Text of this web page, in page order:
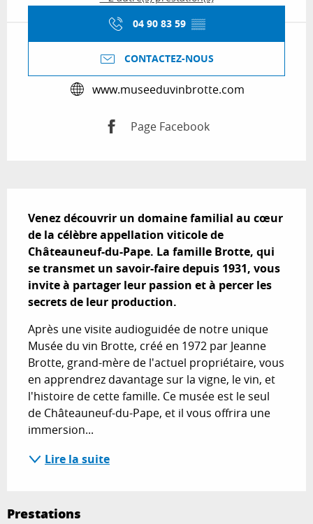
04 90 83 59 ▒▒
CONTACTEZ-NOUS
www.museeduvinbrotte.com
Page Facebook
Venez découvrir un domaine familial au cœur
de la célèbre appellation viticole de
Châteauneuf-du-Pape. La famille Brotte, qui
se transmet un savoir-faire depuis 1931, vous
invite à partager leur passion et à percer les
secrets de leur production.
Après une visite audioguidée de notre unique
Musée du vin Brotte, créé en 1972 par Jeanne
Brotte, grand-mère de l'actuel propriétaire, vous
en apprendrez davantage sur la vigne, le vin, et
l'histoire de cette famille. Ce musée est le seul
de Châteauneuf-du-Pape, et il vous offrira une
immersion...
Lire la suite
Prestations